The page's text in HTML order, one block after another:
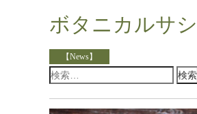
ボタニカルサ
【News】
検